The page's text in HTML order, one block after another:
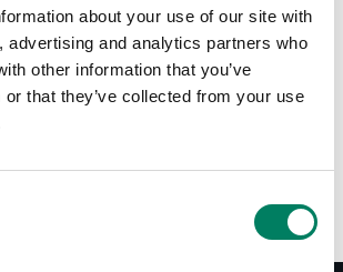
about your use of our site with
advertising and analytics partners who
other information that you’ve
or that they’ve collected from your use